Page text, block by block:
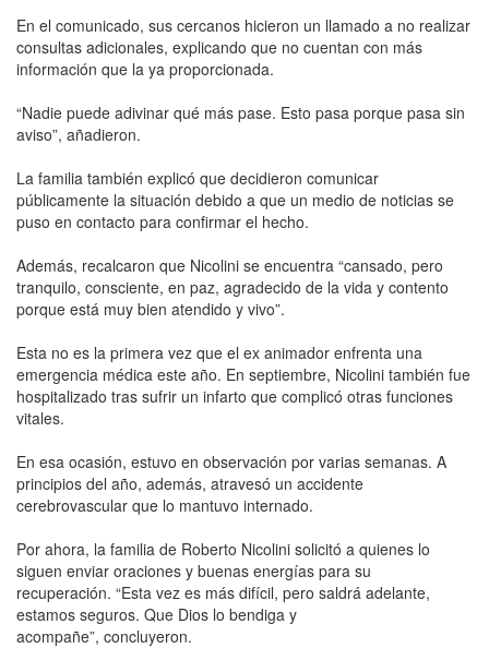
En el comunicado, sus cercanos hicieron un llamado a no realizar
consultas adicionales, explicando que no cuentan con más
información que la ya proporcionada.
“Nadie puede adivinar qué más pase. Esto pasa porque pasa sin
aviso”, añadieron.
La familia también explicó que decidieron comunicar
públicamente la situación debido a que un medio de noticias se
puso en contacto para confirmar el hecho.
Además, recalcaron que Nicolini se encuentra “cansado, pero
tranquilo, consciente, en paz, agradecido de la vida y contento
porque está muy bien atendido y vivo”.
Esta no es la primera vez que el ex animador enfrenta una
emergencia médica este año. En septiembre, Nicolini también fue
hospitalizado tras sufrir un infarto que complicó otras funciones
vitales.
En esa ocasión, estuvo en observación por varias semanas. A
principios del año, además, atravesó un accidente
cerebrovascular que lo mantuvo internado.
Por ahora, la familia de Roberto Nicolini solicitó a quienes lo
siguen enviar oraciones y buenas energías para su
recuperación. “Esta vez es más difícil, pero saldrá adelante,
estamos seguros. Que Dios lo bendiga y
acompañe”, concluyeron.